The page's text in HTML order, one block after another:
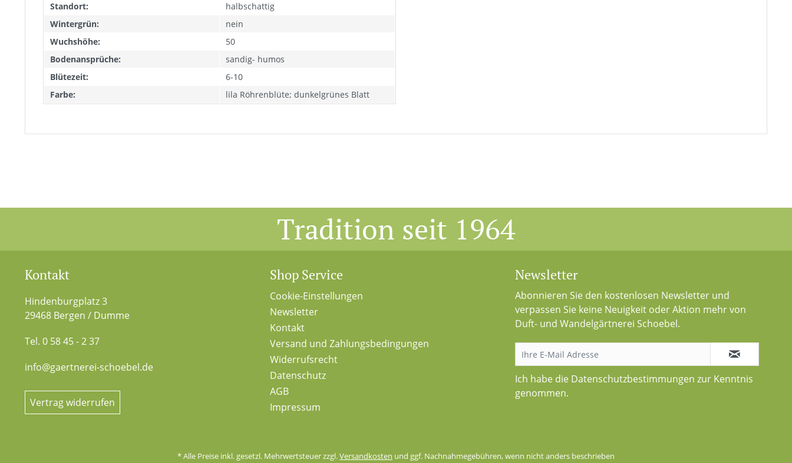
Standort:
halbschattig
Wintergrün:
nein
Wuchshöhe:
50
Bodenansprüche:
sandig- humos
Blütezeit:
6-10
Farbe:
lila Röhrenblüte; dunkelgrünes Blatt
Tradition seit 1964
Kontakt
Hindenburgplatz 3
29468 Bergen / Dumme
Tel. 0 58 45 - 2 37
info@gaertnerei-schoebel.de
Vertrag widerrufen
Shop Service
Cookie-Einstellungen
Newsletter
Kontakt
Versand und Zahlungsbedingungen
Widerrufsrecht
Datenschutz
AGB
Impressum
Newsletter
Abonnieren Sie den kostenlosen Newsletter und
verpassen Sie keine Neuigkeit oder Aktion mehr von
Duft- und Wandelgärtnerei Schoebel.
Ich habe die Datenschutzbestimmungen zur Kenntnis
genommen.
* Alle Preise inkl. gesetzl. Mehrwertsteuer zzgl.Versandkosten und ggf. Nachnahmegebühren, wenn nicht anders beschrieben